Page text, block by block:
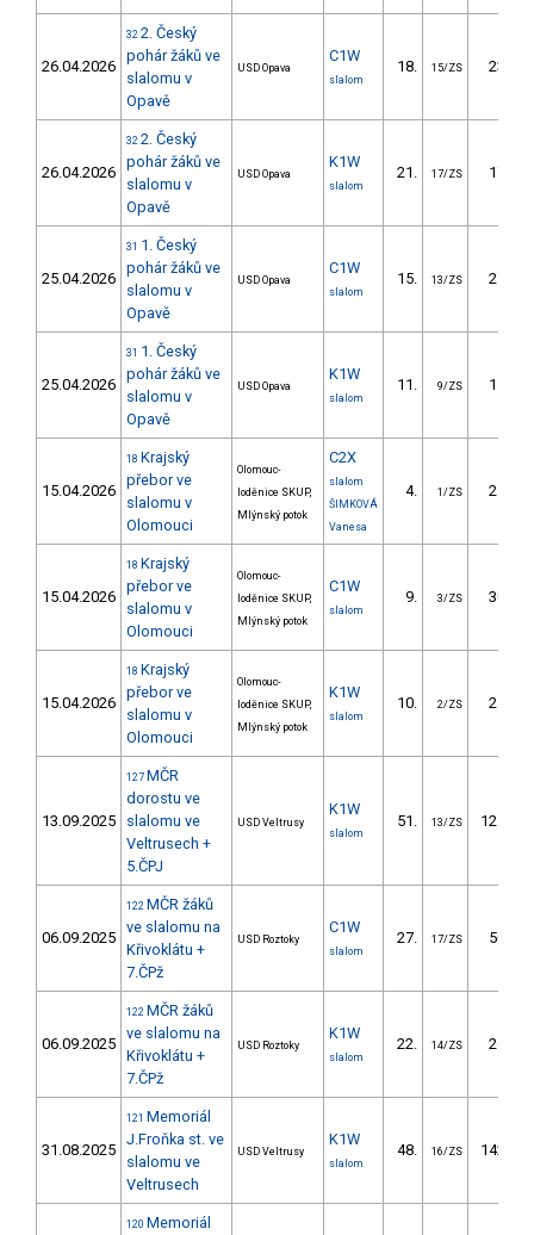
26.04.2026
32 2. Český
pohár žáků ve
slalomu v
Opavě
USD Opava
C1W
slalom
18. 15/ZS 23.89
26.04.2026
32 2. Český
pohár žáků ve
slalomu v
Opavě
USD Opava
K1W
slalom
21. 17/ZS 17.46
25.04.2026
31 1. Český
pohár žáků ve
slalomu v
Opavě
USD Opava
C1W
slalom
15. 13/ZS 27.14
25.04.2026
31 1. Český
pohár žáků ve
slalomu v
Opavě
USD Opava
K1W
slalom
11. 9/ZS 11.97
15.04.2026
18 Krajský
přebor ve
slalomu v
Olomouci
Olomouc-
loděnice SKUP,
Mlýnský potok
C2X
slalom
ŠIMKOVÁ
Vanesa
4. 1/ZS 21.90
15.04.2026
18 Krajský
přebor ve
slalomu v
Olomouci
Olomouc-
loděnice SKUP,
Mlýnský potok
C1W
slalom
9. 3/ZS 30.80
15.04.2026
18 Krajský
přebor ve
slalomu v
Olomouci
Olomouc-
loděnice SKUP,
Mlýnský potok
K1W
slalom
10. 2/ZS 21.50
13.09.2025
127 MČR
dorostu ve
slalomu ve
Veltrusech +
5.ČPJ
USD Veltrusy
K1W
slalom
51. 13/ZS 127.52
06.09.2025
122 MČR žáků
ve slalomu na
Křivoklátu +
7.ČPž
USD Roztoky
C1W
slalom
27. 17/ZS 50.36
06.09.2025
122 MČR žáků
ve slalomu na
Křivoklátu +
7.ČPž
USD Roztoky
K1W
slalom
22. 14/ZS 26.57
31.08.2025
121 Memoriál
J.Froňka st. ve
slalomu ve
Veltrusech
USD Veltrusy
K1W
slalom
48. 16/ZS 142.50
120 Memoriál